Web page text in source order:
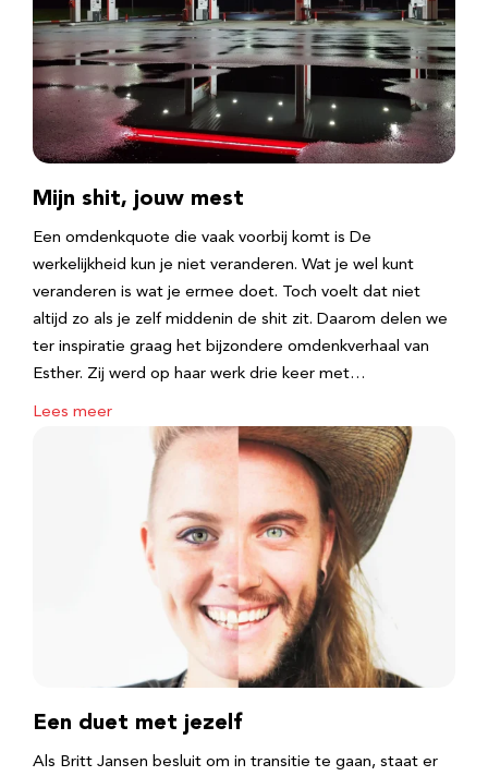
Mijn shit, jouw mest
Een omdenkquote die vaak voorbij komt is De
werkelijkheid kun je niet veranderen. Wat je wel kunt
veranderen is wat je ermee doet. Toch voelt dat niet
altijd zo als je zelf middenin de shit zit. Daarom delen we
ter inspiratie graag het bijzondere omdenkverhaal van
Esther. Zij werd op haar werk drie keer met…
Lees meer
Een duet met jezelf
Als Britt Jansen besluit om in transitie te gaan, staat er